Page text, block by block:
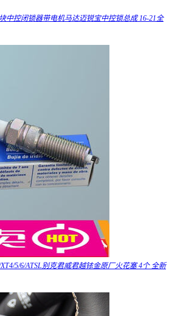
中控闭锁器带电机马达迈锐宝中控锁总成 16-21全
5/6/ATSL别克君威君越铱金原厂火花塞 4个 全新